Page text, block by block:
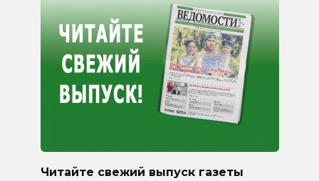
Читайте свежий выпуск газеты